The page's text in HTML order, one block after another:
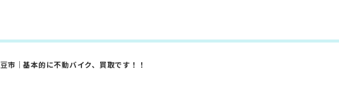
市｜基本的に不動バイク、買取です！！